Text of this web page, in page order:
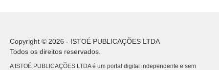
Copyright © 2026 - ISTOÉ PUBLICAÇÕES LTDA
Todos os direitos reservados.
A ISTOÉ PUBLICAÇÕES LTDA é um portal digital independente e sem